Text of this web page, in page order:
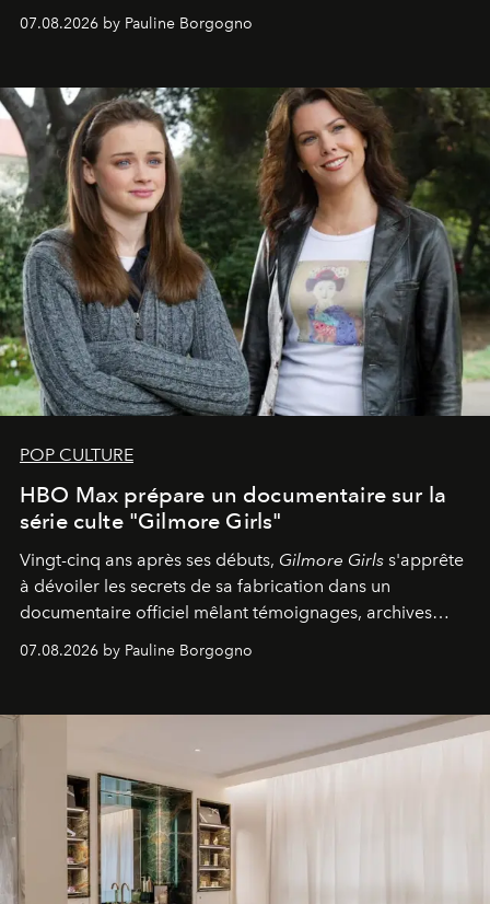
s'arrachent déjà.
07.08.2026 by Pauline Borgogno
POP CULTURE
HBO Max prépare un documentaire sur la
série culte "Gilmore Girls"
Vingt-cinq ans après ses débuts, Gilmore Girls s'apprête
à dévoiler les secrets de sa fabrication dans un
documentaire officiel mêlant témoignages, archives
inédites et plongée dans les coulisses d'un phénomène
générationnel.
07.08.2026 by Pauline Borgogno